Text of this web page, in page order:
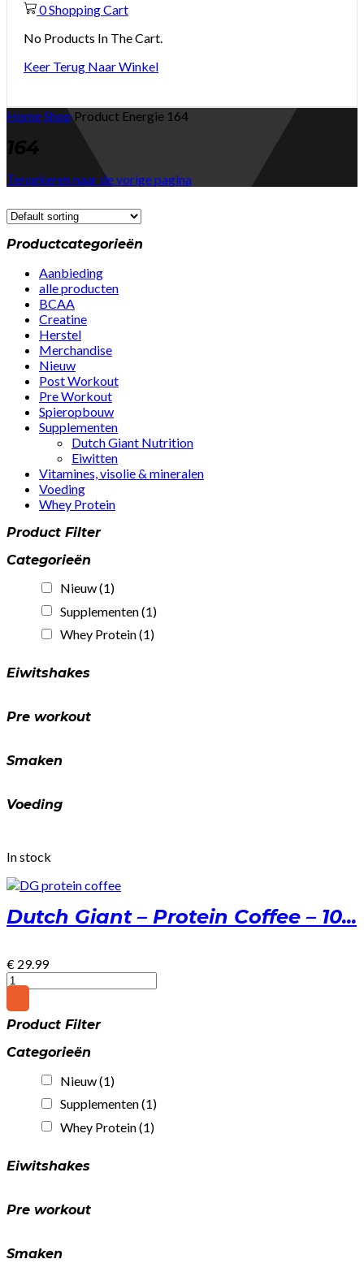
0Shopping Cart
No Products In The Cart.
Keer Terug Naar Winkel
HomeShop Product Energie 164
164
Terugkeren naar de vorige pagina
Productcategorieën
Aanbieding
alle producten
BCAA
Creatine
Herstel
Merchandise
Nieuw
Post Workout
Pre Workout
Spieropbouw
Supplementen
Dutch Giant Nutrition
Eiwitten
Vitamines, visolie & mineralen
Voeding
Whey Protein
Product Filter
Categorieën
Nieuw(1)
Supplementen(1)
Whey Protein(1)
Eiwitshakes
Pre workout
Smaken
Voeding
In stock
Dutch Giant – Protein Coffee – 10...
€ 29.99
Dutch
Giant
-
Protein
-
1000g
Shakebeker
quantity
Product Filter
Categorieën
Nieuw(1)
Supplementen(1)
Whey Protein(1)
Eiwitshakes
Pre workout
Smaken